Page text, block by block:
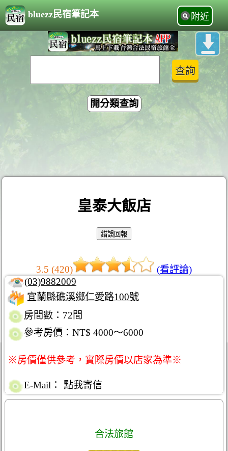
bluezz民宿筆記本 附近
開分類查詢
皇泰大飯店
3.5 (420)
(看評論)
(03)9882009
宜蘭縣礁溪鄉仁愛路100號
房間數：72間
參考房價：NT$ 4000～6000
※房價僅供參考，實際房價以店家為準※
E-Mail： 點我寄信
合法旅館